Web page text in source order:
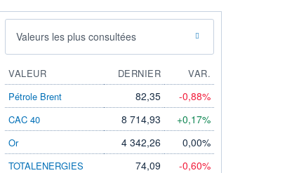
Valeurs les plus consultées
VALEUR DERNIER
VAR.
Pétrole Brent
82,35 -0,88%
CAC 40 8 714,93 +0,17%
Or 4 342,26 0,00%
TOTALENERGIES 74,09 -0,60%